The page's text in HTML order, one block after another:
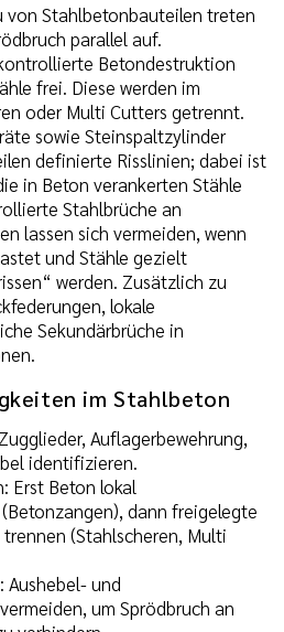
von Stahlbetonbauteilen treten
parallel auf.
Betondestruktion
frei. Diese werden im
oder Multi Cutters getrennt.
sowie Steinspaltzylinder
definierte Risslinien; dabei ist
in Beton verankerten Stähle
Stahlbrüche an
lassen sich vermeiden, wenn
und Stähle gezielt
werden. Zusätzlich zu
lokale
Sekundärbrüche in
im Stahlbeton
Auflagerbewehrung,
identifizieren.
Erst Beton lokal
dann freigelegte
(Stahlscheren, Multi
Aushebel- und
um Sprödbruch an